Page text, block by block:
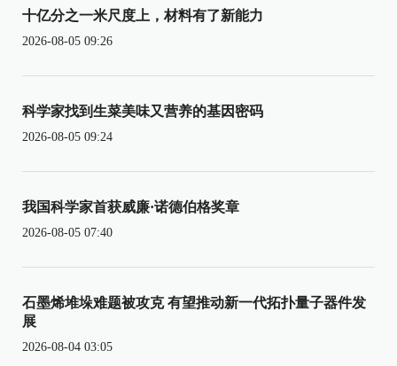
十亿分之一米尺度上，材料有了新能力
2026-08-05 09:26
科学家找到生菜美味又营养的基因密码
2026-08-05 09:24
我国科学家首获威廉·诺德伯格奖章
2026-08-05 07:40
石墨烯堆垛难题被攻克 有望推动新一代拓扑量子器件发
展
2026-08-04 03:05